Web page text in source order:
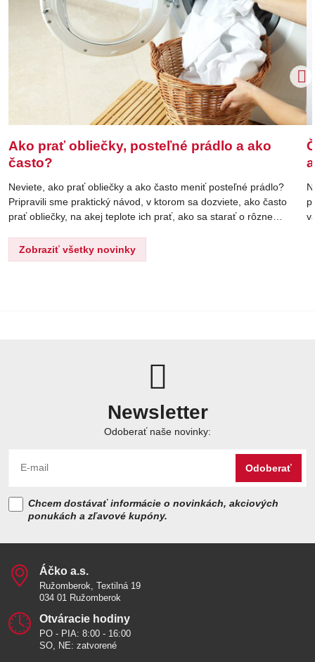
Ako prať obliečky, posteľné prádlo a ako
často?
Neviete, ako prať obliečky a ako často meniť posteľné prádlo?
Pripravili sme praktický návod, v ktorom sa dozviete, ako často
prať obliečky, na akej teplote ich prať, ako sa starať o rôzne
svieža a príjemná na dotyk.
Zobraziť všetky novinky
Newsletter
Odoberať naše novinky:
Odoberať
Chcem dostávať informácie o novinkách, akciových
ponukách a zľavové kupóny.
Áčko a​.s​.
Ružomberok, Textilná 19
034 01 Ružomberok
Otváracie hodiny
PO - PIA: 8:00 - 16:00
SO, NE: zatvorené